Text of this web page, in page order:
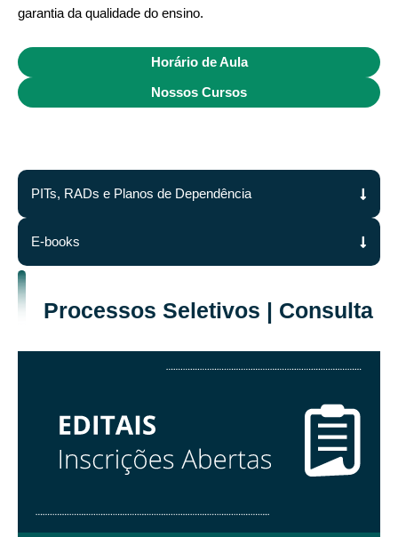
garantia da qualidade do ensino.
Horário de Aula
Nossos Cursos
PITs, RADs e Planos de Dependência
E-books
Processos Seletivos | Consulta